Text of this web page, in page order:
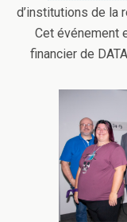
d’institutions de la
Cet événement
financier de